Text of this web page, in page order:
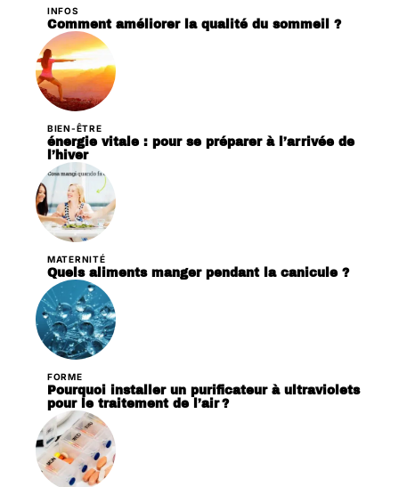
INFOS
Comment améliorer la qualité du sommeil ?
BIEN-ÊTRE
énergie vitale : pour se préparer à l’arrivée de
l’hiver
MATERNITÉ
Quels aliments manger pendant la canicule ?
FORME
Pourquoi installer un purificateur à ultraviolets
pour le traitement de l’air ?